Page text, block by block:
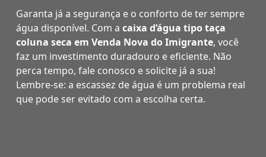
Garanta já a segurança e o conforto de ter sempre
água disponível. Com a caixa d’água tipo taça
coluna seca em Venda Nova do Imigrante, você
faz um investimento duradouro e eficiente. Não
perca tempo, fale conosco e solicite já a sua!
Lembre-se: a escassez de água é um problema real
que pode ser evitado com a escolha certa.